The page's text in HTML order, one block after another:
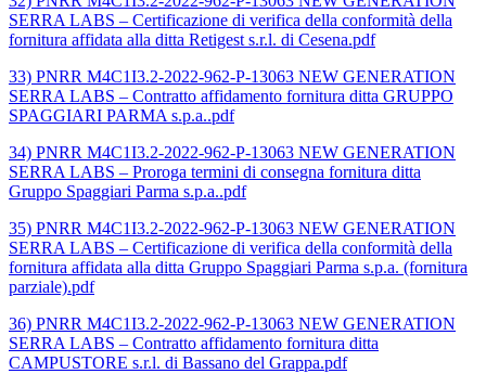
SERRA LABS – Certificazione di verifica della conformità della
fornitura affidata alla ditta Retigest s.r.l. di Cesena.pdf
33) PNRR M4C1I3.2-2022-962-P-13063 NEW GENERATION
SERRA LABS – Contratto affidamento fornitura ditta GRUPPO
SPAGGIARI PARMA s.p.a..pdf
34) PNRR M4C1I3.2-2022-962-P-13063 NEW GENERATION
SERRA LABS – Proroga termini di consegna fornitura ditta
Gruppo Spaggiari Parma s.p.a..pdf
35) PNRR M4C1I3.2-2022-962-P-13063 NEW GENERATION
SERRA LABS – Certificazione di verifica della conformità della
fornitura affidata alla ditta Gruppo Spaggiari Parma s.p.a. (fornitura
parziale).pdf
36) PNRR M4C1I3.2-2022-962-P-13063 NEW GENERATION
SERRA LABS – Contratto affidamento fornitura ditta
CAMPUSTORE s.r.l. di Bassano del Grappa.pdf